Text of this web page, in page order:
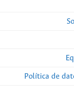
Política de